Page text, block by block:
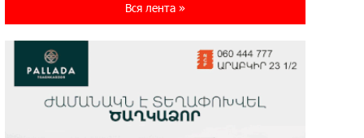
14:56:01 5-08-2026
круглосуточный мониторинг дикой
природы в Гнишике с помощью солнечной энергии
22:41:05 3-08-2026
Вся лента »